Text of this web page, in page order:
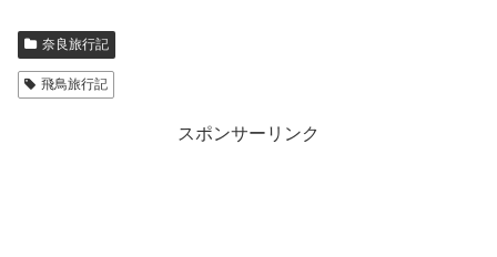
奈良旅行記
飛鳥旅行記
スポンサーリンク